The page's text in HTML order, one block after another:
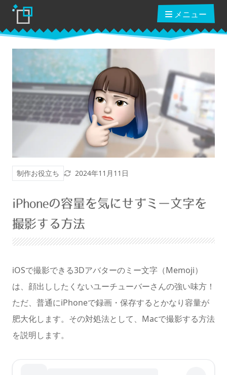
メニュー
ブログ
読んだ本
動画講座
制作お役立ち 更新日
2024年11月11日
iPhoneの容量を気にせずミー文字を
撮影する方法
iOSで撮影できる3Dアバターのミー文字（Memoji）
は、顔出ししたくないユーチューバーさんの強い味方！
ただ、普通にiPhoneで録画・保存するとかなり容量が
肥大化します。その対処法として、Macで撮影する方法
を説明します。